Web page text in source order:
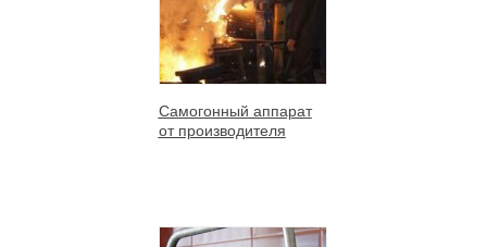
Самогонный аппарат
от производителя